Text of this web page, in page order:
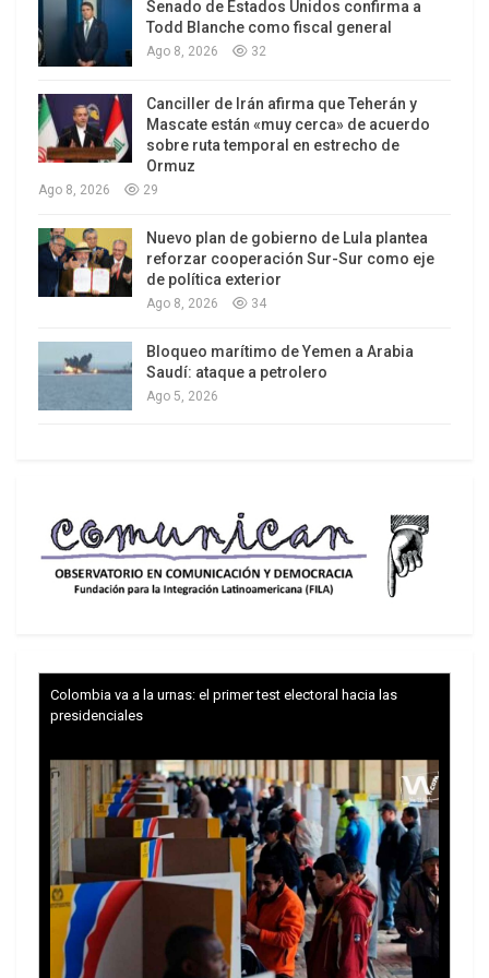
multiplicó a lo largo de todo el bloque capitalista
las plazas financieras manejadas por la banca
En medio de la disputa a nivel mundial entre esta
concentración y tras-nacionalización del capital y
los movimientos emancipadores que se
(Organización de Países Exportadores de
Petróleo, miembros del entonces llamado Tercer
Mundo) dispararon el precio del recurso,
economías industriales. Estas se abocaron de
inmediato a diseñar un plan de control de daños,
La retención de la renta petrolera por parte de los
países exportadores podría haber angostado la
bancos del Norte a partir de aquella expansión
financiera capturó esa renta, y, por el contrario, los
desarrollo tecnológico del Norte. Una vez más, la
renta de los recursos estratégicos del
subdesarrollo era transferida al Norte
desarrollado. En lugar de reducirse, la brecha se
ensanchó. El capital trasnacional ganó la batalla
por la hegemonía a los movimientos
emancipadores.
Senado de Estados Unidos confirma a
Todd Blanche como fiscal general
Ago 8, 2026 32
Canciller de Irán afirma que Teherán y
Mascate están «muy cerca» de acuerdo
sobre ruta temporal en estrecho de
Ormuz
Ago 8, 2026 29
Nuevo plan de gobierno de Lula plantea
reforzar cooperación Sur-Sur como eje
de política exterior
Ago 8, 2026 34
Bloqueo marítimo de Yemen a Arabia
Saudí: ataque a petrolero
Ago 5, 2026
Colombia va a la urnas: el primer test electoral hacia las
presidenciales